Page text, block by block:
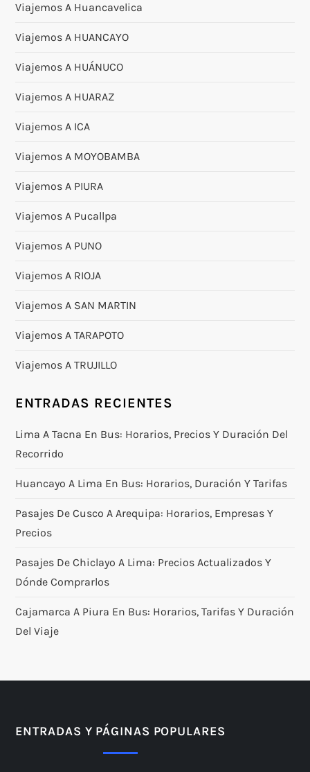
Viajemos A Huancavelica
Viajemos A HUANCAYO
Viajemos A HUÁNUCO
Viajemos A HUARAZ
Viajemos A ICA
Viajemos A MOYOBAMBA
Viajemos A PIURA
Viajemos A Pucallpa
Viajemos A PUNO
Viajemos A RIOJA
Viajemos A SAN MARTIN
Viajemos A TARAPOTO
Viajemos A TRUJILLO
ENTRADAS RECIENTES
Lima A Tacna En Bus: Horarios, Precios Y Duración Del
Recorrido
Huancayo A Lima En Bus: Horarios, Duración Y Tarifas
Pasajes De Cusco A Arequipa: Horarios, Empresas Y
Precios
Pasajes De Chiclayo A Lima: Precios Actualizados Y
Dónde Comprarlos
Cajamarca A Piura En Bus: Horarios, Tarifas Y Duración
Del Viaje
ENTRADAS Y PÁGINAS POPULARES